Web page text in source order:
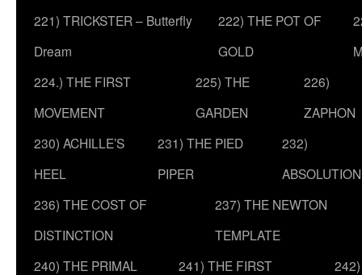
221) TRICKSTER – Butterfly
Dream
222) THE POT OF
GOLD
224.) THE FIRST
MOVEMENT
225) THE
GARDEN
226)
ZAPHON
230) ACHILLE’S
HEEL
231) THE PIED
PIPER
232)
ABSOLUTION
236) THE COST OF
DISTINCTION
237) THE NEWTON
TEMPLATE
240) THE PRIMAL
241) THE FIRST